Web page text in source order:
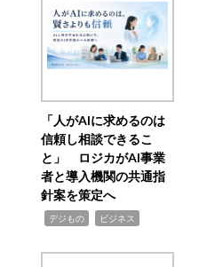
「人がAIに求めるのは
信頼し相談できるこ
と」 ロジカがAI事業
者と導入機関の共通指
針案を策定へ
デジもの ビジネス